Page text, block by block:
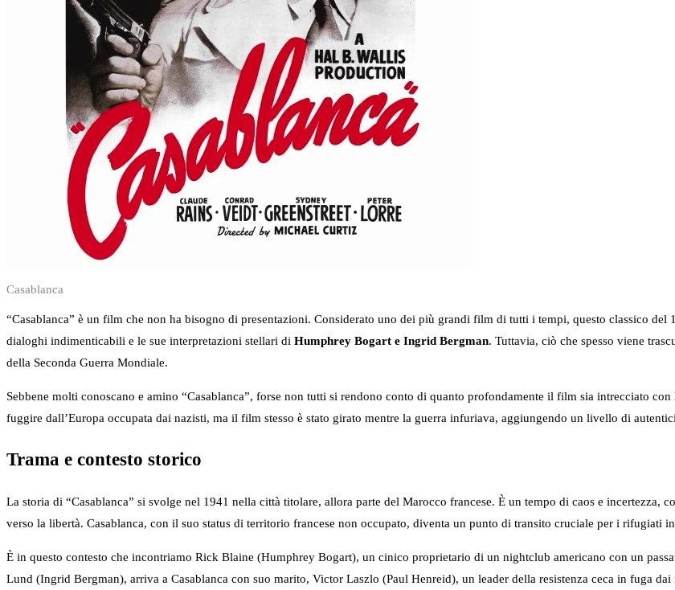
Casablanca
“Casablanca” è un film che non ha bisogno di presentazioni. Considerato uno dei più grandi film di tutti i tempi, questo classico
dialoghi indimenticabili e le sue interpretazioni stellari di Humphrey Bogart e Ingrid Bergman. Tuttavia, ciò che spesso viene
della Seconda Guerra Mondiale.
Sebbene molti conoscano e amino “Casablanca”, forse non tutti si rendono conto di quanto profondamente il film sia intrecciato
fuggire dall’Europa occupata dai nazisti, ma il film stesso è stato girato mentre la guerra infuriava, aggiungendo un livello di
Trama e contesto storico
La storia di “Casablanca” si svolge nel 1941 nella città titolare, allora parte del Marocco francese. È un tempo di caos e incertezza,
verso la libertà. Casablanca, con il suo status di territorio francese non occupato, diventa un punto di transito cruciale per i rifugiati
È in questo contesto che incontriamo Rick Blaine (Humphrey Bogart), un cinico proprietario di un nightclub americano con un
Lund (Ingrid Bergman), arriva a Casablanca con suo marito, Victor Laszlo (Paul Henreid), un leader della resistenza ceca in fuga dai